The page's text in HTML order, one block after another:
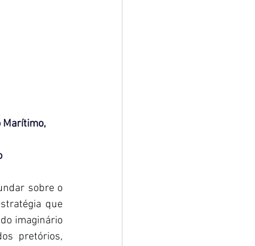
Marítimo,
sobre o
que
imaginário
pretórios,